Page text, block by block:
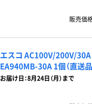
販売価
エスコ AC100V/200V/
EA940MB-30A 1個（直送品
お届け日：8月24日（月）まで